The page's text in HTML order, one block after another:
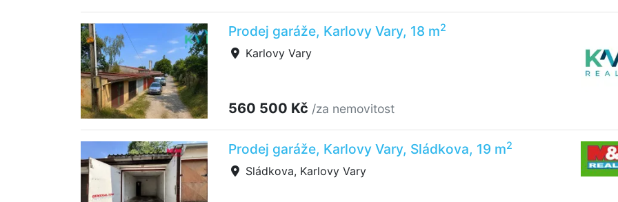
Prodej garáže, Karlovy Vary, 18 m2
Karlovy Vary
560 500 Kč /za nemovitost
Prodej garáže, Karlovy Vary, Sládkova, 19 m2
Sládkova, Karlovy Vary